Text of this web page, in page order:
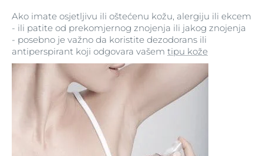
Ako imate osjetljivu ili oštećenu kožu, alergiju ili ekcem
- ili patite od prekomjernog znojenja ili jakog znojenja
- posebno je važno da koristite dezodorans ili
antiperspirant koji odgovara vašem tipu kože